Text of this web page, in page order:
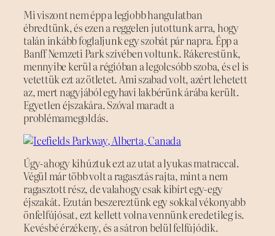
Mi viszont nem épp a legjobb hangulatban
ébredtünk, és ezen a reggelen jutottunk arra, hogy
talán inkább foglaljunk egy szobát pár napra. Épp a
Banff Nemzeti Park szívében voltunk. Rákerestünk,
mennyibe kerül a régióban a legolcsóbb szoba, és el is
vetettük ezt az ötletet. Ami szabad volt, azért lehetett
az, mert nagyjából egyhavi lakbérünk árába került.
Egyetlen éjszakára. Szóval maradt a
problémamegoldás.
Úgy-ahogy kihúztuk ezt az utat a lyukas matraccal.
Végül már több volt a ragasztás rajta, mint a nem
ragasztott rész, de valahogy csak kibírt egy-egy
éjszakát. Ezután beszereztünk egy sokkal vékonyabb
önfelfújósat, ezt kellett volna vennünk eredetileg is.
Kevésbé érzékeny, és a sátron belül felfújódik.